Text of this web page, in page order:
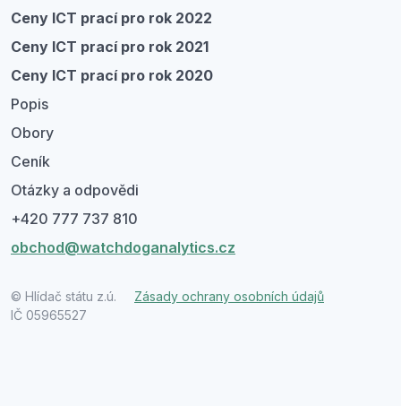
Ceny ICT prací pro rok 2022
Ceny ICT prací pro rok 2021
Ceny ICT prací pro rok 2020
Popis
Obory
Ceník
Otázky a odpovědi
+420 777 737 810
obchod@watchdoganalytics.cz
© Hlídač státu z.ú. Zásady ochrany osobních údajů
IČ 05965527